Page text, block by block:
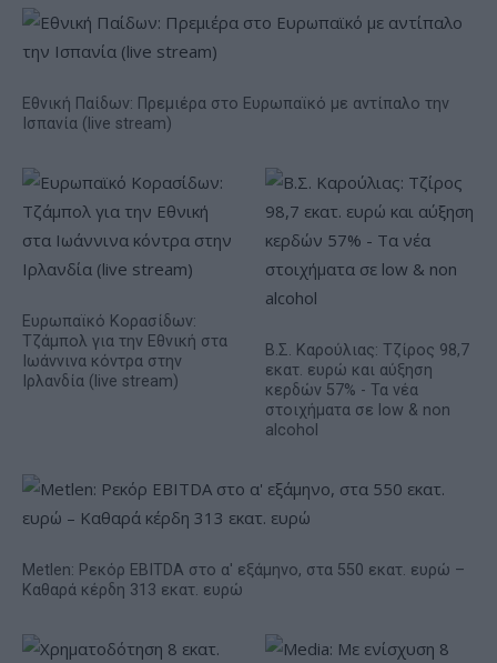
Εθνική Παίδων: Πρεμιέρα στο Ευρωπαϊκό με αντίπαλο την
Ισπανία (live stream)
Ευρωπαϊκό Κορασίδων:
Τζάμπολ για την Εθνική στα
Ιωάννινα κόντρα στην
Ιρλανδία (live stream)
Β.Σ. Καρούλιας: Τζίρος 98,7
εκατ. ευρώ και αύξηση
κερδών 57% - Τα νέα
στοιχήματα σε low & non
alcohol
Metlen: Ρεκόρ EBITDA στο α' εξάμηνο, στα 550 εκατ. ευρώ –
Καθαρά κέρδη 313 εκατ. ευρώ